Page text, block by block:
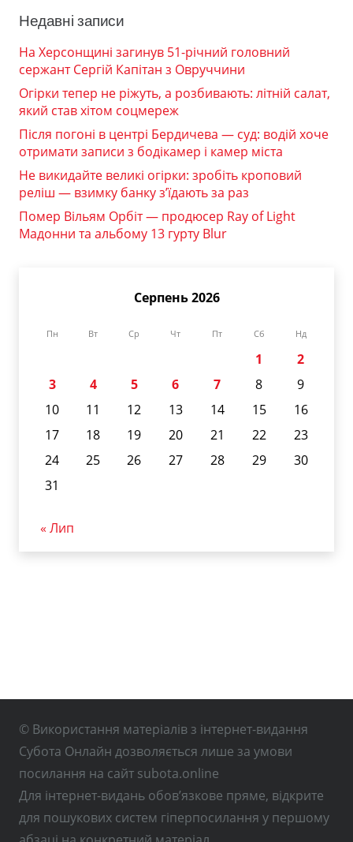
Недавні записи
На Херсонщині загинув 51-річний головний
сержант Сергій Капітан з Овруччини
Огірки тепер не ріжуть, а розбивають: літній салат,
який став хітом соцмереж
Після погоні в центрі Бердичева — суд: водій хоче
отримати записи з бодікамер і камер міста
Не викидайте великі огірки: зробіть кроповий
реліш — взимку банку з’їдають за раз
Помер Вільям Орбіт — продюсер Ray of Light
Мадонни та альбому 13 гурту Blur
Серпень 2026
Пн Вт Ср Чт Пт Сб Нд
1
2
3
4 5 6 7 8
9
10
11 12 13 14 15
16
17
18 19 20 21 22
23
24
25 26 27 28 29
30
31
« Лип
© Використання матеріалів з інтернет-видання
Субота Онлайн дозволяється лише за умови
посилання на сайт subota.online
Для інтернет-видань обов’язкове пряме, відкрите
для пошукових систем гіперпосилання у першому